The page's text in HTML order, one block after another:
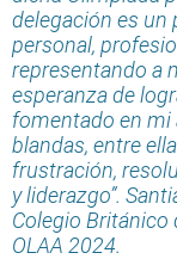
delegación es un
personal,
representando a
esperanza de
fomentado en mi
blandas, entre
frustración,
y liderazgo”.
Colegio Británico
OLAA 2024.